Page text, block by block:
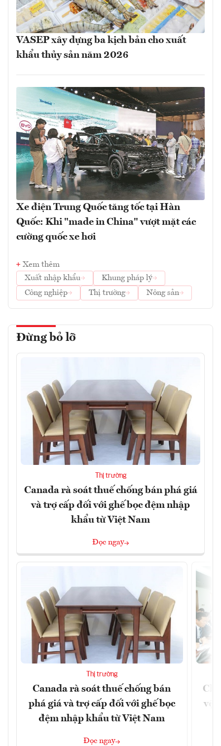
VASEP xây dựng ba kịch bản cho xuất
khẩu thủy sản năm 2026
Xe điện Trung Quốc tăng tốc tại Hàn
Quốc: Khi "made in China" vượt mặt các
cường quốc xe hơi
Xem thêm
Xuất nhập khẩu
Khung pháp lý
Công nghiệp
Thị trường Nông sản
Đừng bỏ lỡ
Thị trường
Canada rà soát thuế chống bán phá giá
và trợ cấp đối với ghế bọc đệm nhập
khẩu từ Việt Nam
Đọc ngay
Thị trường
Canada rà soát thuế chống bán
phá giá và trợ cấp đối với ghế bọc
đệm nhập khẩu từ Việt Nam
Đọc ngay
vệ